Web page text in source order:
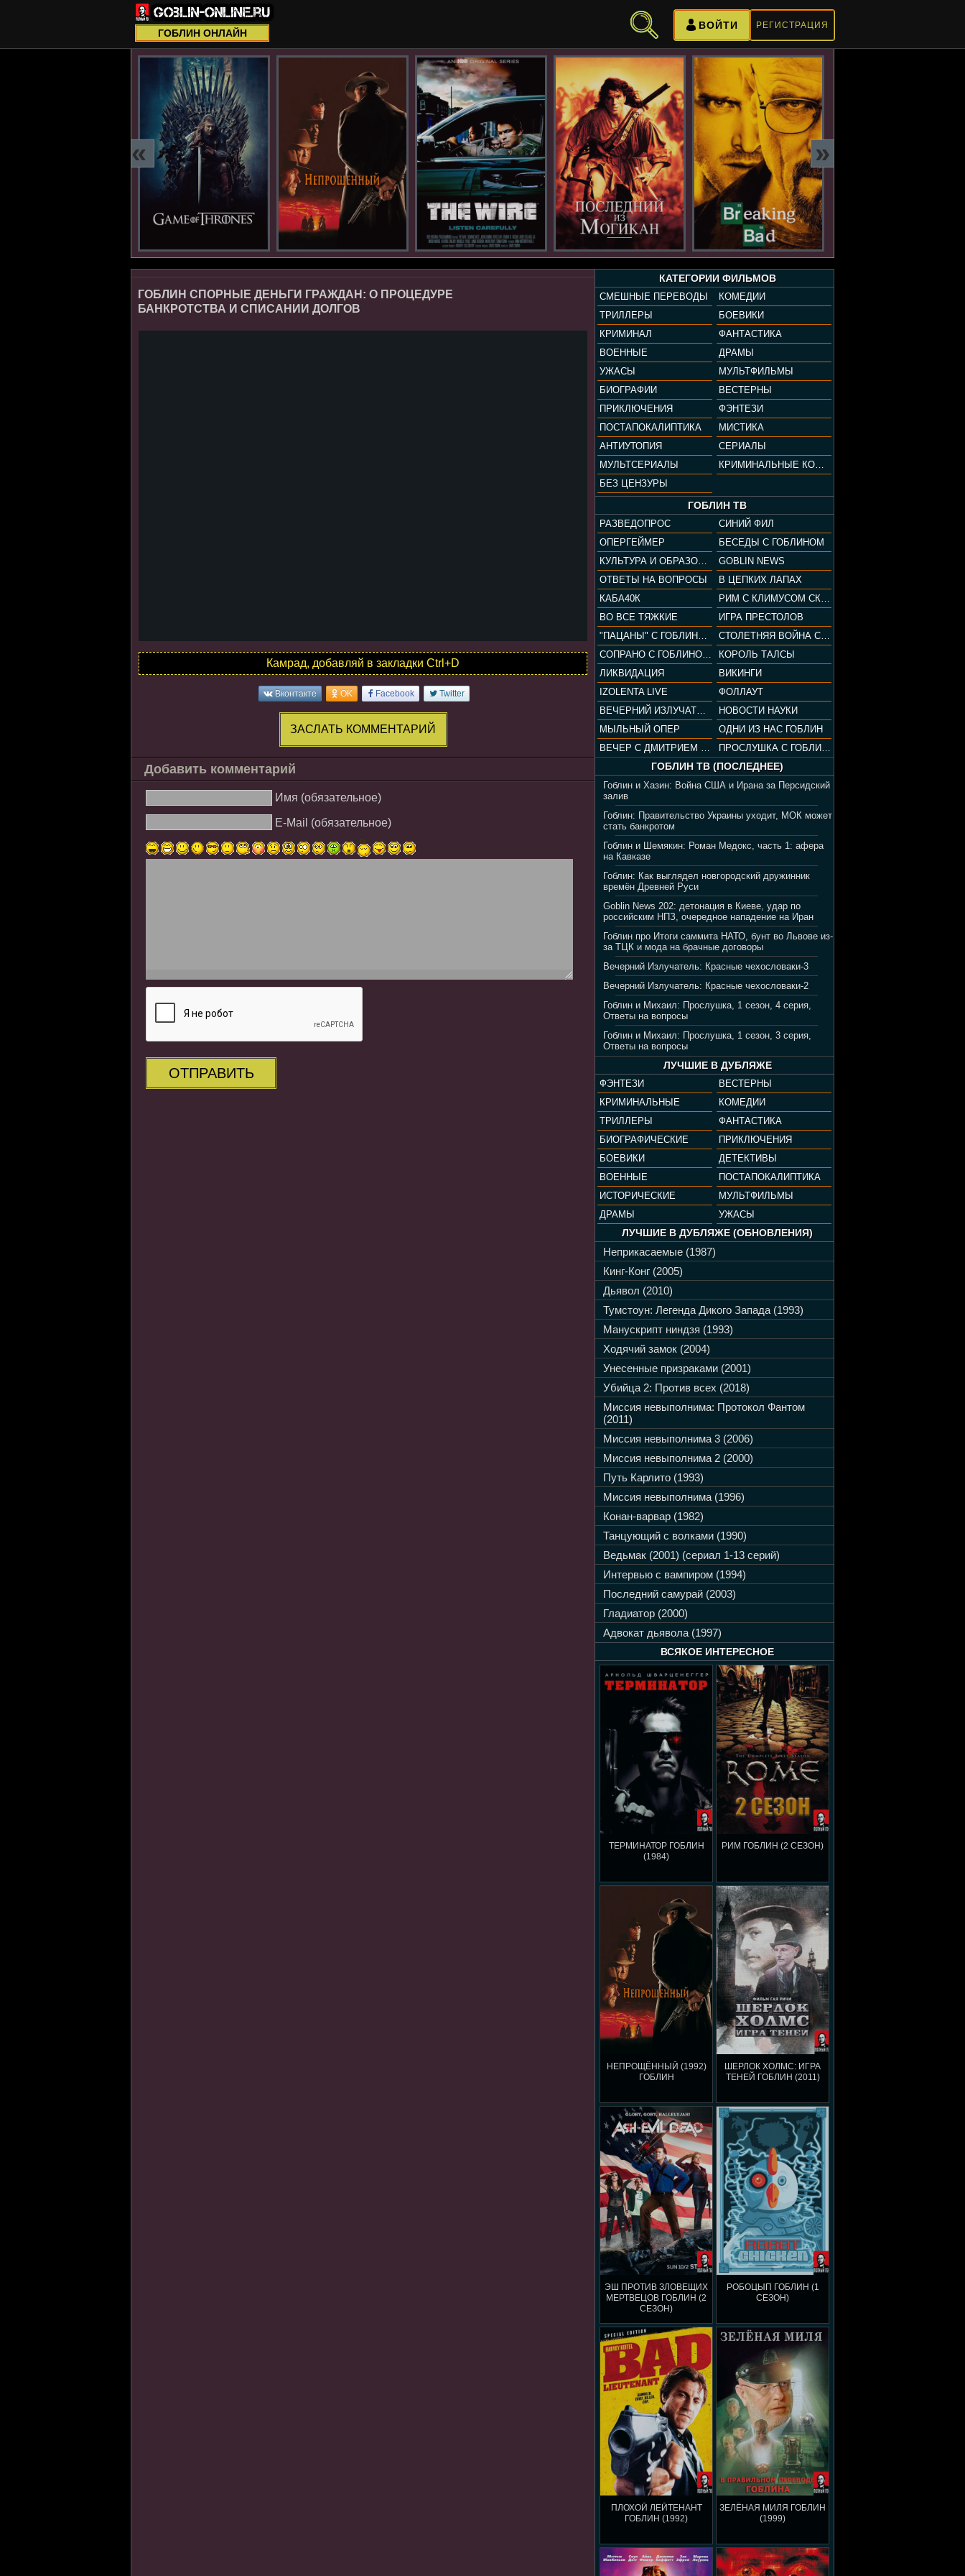
ГОБЛИН ОНЛАЙН
РЕГИСТРАЦИЯ
ВОЙТИ
« »
КАТЕГОРИИ ФИЛЬМОВ
СМЕШНЫЕ ПЕРЕВОДЫ
КОМЕДИИ
ТРИЛЛЕРЫ
БОЕВИКИ
КРИМИНАЛ
ФАНТАСТИКА
ВОЕННЫЕ
ДРАМЫ
УЖАСЫ
МУЛЬТФИЛЬМЫ
БИОГРАФИИ
ВЕСТЕРНЫ
ПРИКЛЮЧЕНИЯ
ФЭНТЕЗИ
ПОСТАПОКАЛИПТИКА
МИСТИКА
АНТИУТОПИЯ
СЕРИАЛЫ
МУЛЬТСЕРИАЛЫ
КРИМИНАЛЬНЫЕ КОМЕДИИ
БЕЗ ЦЕНЗУРЫ
ГОБЛИН ТВ
РАЗВЕДОПРОС
СИНИЙ ФИЛ
ОПЕРГЕЙМЕР
БЕСЕДЫ С ГОБЛИНОМ
КУЛЬТУРА И ОБРАЗОВАНИЕ
GOBLIN NEWS
ОТВЕТЫ НА ВОПРОСЫ
В ЦЕПКИХ ЛАПАХ
КАБА40К
РИМ С КЛИМУСОМ СКАРАБЕУСОМ
ВО ВСЕ ТЯЖКИЕ
ИГРА ПРЕСТОЛОВ
"ПАЦАНЫ" С ГОБЛИНОМ
СТОЛЕТНЯЯ ВОЙНА С КЛИМОМ ЖУКОВЫМ И ГОБЛИНОМ
СОПРАНО С ГОБЛИНОМ (РАЗБОР СЕРИАЛА)
КОРОЛЬ ТАЛСЫ
ЛИКВИДАЦИЯ
ВИКИНГИ
IZOLENTA LIVE
ФОЛЛАУТ
ВЕЧЕРНИЙ ИЗЛУЧАТЕЛЬ
НОВОСТИ НАУКИ
МЫЛЬНЫЙ ОПЕР
ОДНИ ИЗ НАС ГОБЛИН
ВЕЧЕР С ДМИТРИЕМ ПУЧКОВЫМ
ПРОСЛУШКА С ГОБЛИНОМ
ГОБЛИН ТВ (ПОСЛЕДНЕЕ)
Гоблин и Хазин: Война США и Ирана за Персидский
залив
Гоблин: Правительство Украины уходит, МОК может
стать банкротом
Гоблин и Шемякин: Роман Медокс, часть 1: афера
на Кавказе
Гоблин: Как выглядел новгородский дружинник
времён Древней Руси
Goblin News 202: детонация в Киеве, удар по
российским НПЗ, очередное нападение на Иран
Гоблин про Итоги саммита НАТО, бунт во Львове из-
за ТЦК и мода на брачные договоры
Вечерний Излучатель: Красные чехословаки-3
Вечерний Излучатель: Красные чехословаки-2
Гоблин и Михаил: Прослушка, 1 сезон, 4 серия,
Ответы на вопросы
Гоблин и Михаил: Прослушка, 1 сезон, 3 серия,
Ответы на вопросы
ЛУЧШИЕ В ДУБЛЯЖЕ
ФЭНТЕЗИ
ВЕСТЕРНЫ
КРИМИНАЛЬНЫЕ
КОМЕДИИ
ТРИЛЛЕРЫ
ФАНТАСТИКА
БИОГРАФИЧЕСКИЕ
ПРИКЛЮЧЕНИЯ
БОЕВИКИ
ДЕТЕКТИВЫ
ВОЕННЫЕ
ПОСТАПОКАЛИПТИКА
ИСТОРИЧЕСКИЕ
МУЛЬТФИЛЬМЫ
ДРАМЫ
УЖАСЫ
ЛУЧШИЕ В ДУБЛЯЖЕ (ОБНОВЛЕНИЯ)
Неприкасаемые (1987)
Кинг-Конг (2005)
Дьявол (2010)
Тумстоун: Легенда Дикого Запада (1993)
Манускрипт ниндзя (1993)
Ходячий замок (2004)
Унесенные призраками (2001)
Убийца 2: Против всех (2018)
Миссия невыполнима: Протокол Фантом
(2011)
Миссия невыполнима 3 (2006)
Миссия невыполнима 2 (2000)
Путь Карлито (1993)
Миссия невыполнима (1996)
Конан-варвар (1982)
Танцующий с волками (1990)
Ведьмак (2001) (сериал 1-13 серий)
Интервью с вампиром (1994)
Последний самурай (2003)
Гладиатор (2000)
Адвокат дьявола (1997)
ВСЯКОЕ ИНТЕРЕСНОЕ
ТЕРМИНАТОР ГОБЛИН
(1984)
РИМ ГОБЛИН (2 СЕЗОН)
НЕПРОЩЁННЫЙ (1992)
ГОБЛИН
ШЕРЛОК ХОЛМС: ИГРА
ТЕНЕЙ ГОБЛИН (2011)
ЭШ ПРОТИВ ЗЛОВЕЩИХ
МЕРТВЕЦОВ ГОБЛИН (2
СЕЗОН)
РОБОЦЫП ГОБЛИН (1
СЕЗОН)
ПЛОХОЙ ЛЕЙТЕНАНТ
ГОБЛИН (1992)
ЗЕЛЁНАЯ МИЛЯ ГОБЛИН
(1999)
ГОБЛИН СПОРНЫЕ ДЕНЬГИ ГРАЖДАН: О ПРОЦЕДУРЕ
БАНКРОТСТВА И СПИСАНИИ ДОЛГОВ
Камрад, добавляй в закладки Ctrl+D
Вконтакте OK Facebook Twitter
ЗАСЛАТЬ КОММЕНТАРИЙ
Добавить комментарий
Имя (обязательное)
E-Mail (обязательное)
ОТПРАВИТЬ